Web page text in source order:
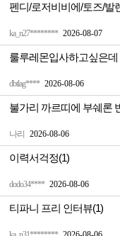
ka_n27******** 2026-08-07
펜디/로저비비에/토즈/발
dbtlag**** 2026-08-06
룰루레몬입사하고싶은데
나리 2026-08-06
불가리 까르띠에 부쉐론
dodo34**** 2026-08-06
이력서걱정(1)
티파니 프리 인터뷰(1)